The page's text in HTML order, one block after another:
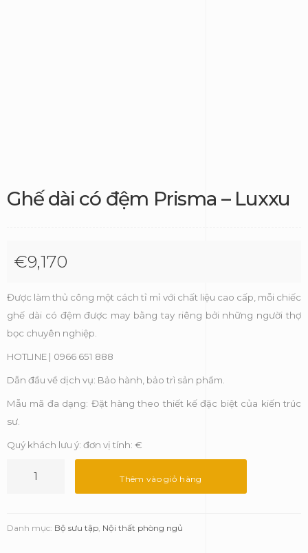
Ghế dài có đệm Prisma – Luxxu
€9,170
Được làm thủ công một cách tỉ mỉ với chất liệu cao cấp, mỗi chiếc
ghế dài có đệm được may bằng tay riêng bởi những người thợ
bọc chuyên nghiệp.
HOTLINE | 0966 651 888
Dẫn đầu về dịch vụ: Bảo hành, bảo trì sản phẩm.
Mẫu mã đa dạng: Đặt hàng theo thiết kế đặc biệt của kiến trúc
sư.
Quý khách lưu ý: đơn vị tính: €
-
Thêm vào giỏ hàng
Danh mục: Bộ sưu tập Nội thất phòng ngủ